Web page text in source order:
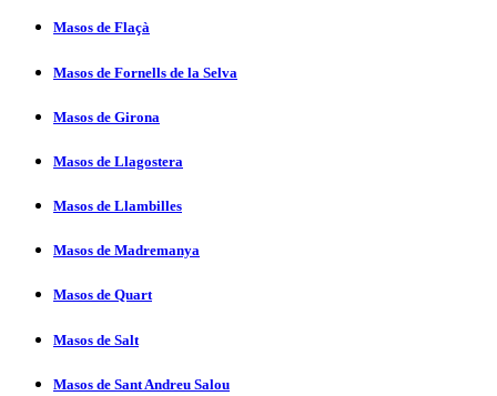
Masos de Flaçà
Masos de Fornells de la Selva
Masos de Girona
Masos de Llagostera
Masos de Llambilles
Masos de Madremanya
Masos de Quart
Masos de Salt
Masos de Sant Andreu Salou